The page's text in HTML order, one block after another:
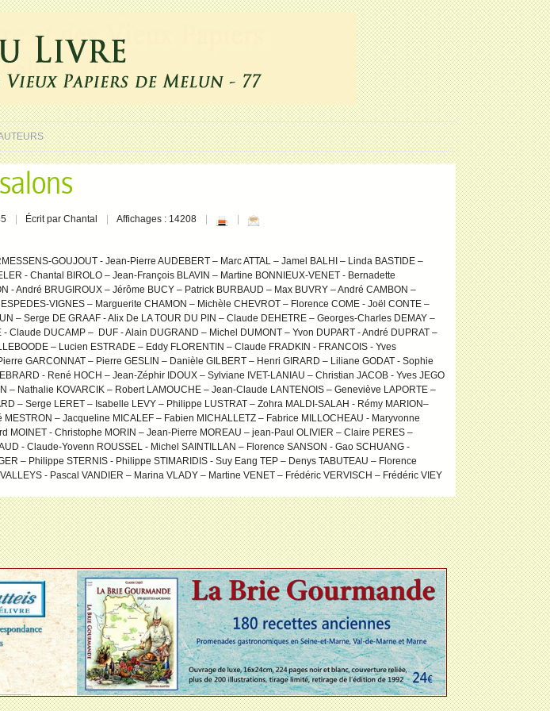
Écrit par Chantal Affichages : 14208
GOUJOUT - Jean-Pierre AUDEBERT – Marc ATTAL – Jamel BALHI – Linda BASTIDE –
- Chantal BIROLO – Jean-François BLAVIN – Martine BONNIEUX-VENET - Bernadette
- André BRUGIROUX – Jérôme BUCY – Patrick BURBAUD – Max BUVRY – André CAMBON –
VIGNES – Marguerite CHAMON – Michèle CHEVROT – Florence COME - Joël CONTE –
– Serge DE GRAAF - Alix De LA TOUR DU PIN – Claude DEHETRE – Georges-Charles DEMAY –
Claude DUCAMP – DUF - Alain DUGRAND – Michel DUMONT – Yvon DUPART - André DUPRAT –
– Lucien ESTRADE – Eddy FLORENTIN – Claude FRADKIN - FRANCOIS - Yves
GARCONNAT – Pierre GESLIN – Danièle GILBERT – Henri GIRARD – Liliane GODAT - Sophie
- René HOCH – Jean-Zéphir IDOUX – Sylviane IVET-LANIAU – Christian JACOB - Yves JEGO
– Nathalie KOVARCIK – Robert LAMOUCHE – Jean-Claude LANTENOIS – Geneviève LAPORTE –
– Serge LERET – Isabelle LEVY – Philippe LUSTRAT – Zohra MALDI-SALAH - Rémy MARION–
– Jacqueline MICALEF – Fabien MICHALLETZ – Fabrice MILLOCHEAU - Maryvonne
MOINET - Christophe MORIN – Jean-Pierre MOREAU – jean-Paul OLIVIER – Claire PERES –
- Claude-Yovenn ROUSSEL - Michel SAINTILLAN – Florence SANSON - Gao SCHUANG -
– Philippe STERNIS - Philippe STIMARIDIS - Suy Eang TEP – Denys TABUTEAU – Florence
- Pascal VANDIER – Marina VLADY – Martine VENET – Frédéric VERVISCH – Frédéric VIEY